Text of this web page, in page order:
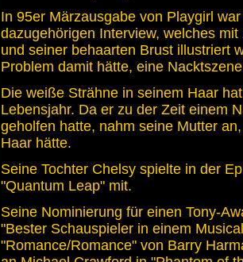
In 95er Märzausgabe von Playgirl
dazugehörigen Interview, welches
und seiner behaarten Brust illustriert
Problem damit hätte, eine
Die weiße Strähne in seinem Haar
Lebensjahr. Da er zu der Zeit einem
geholfen hatte, nahm seine Mutter
Haar hätte.
Seine Tochter Chelsy spielte in der
"Quantum Leap" mit.
Seine Nominierung für einen Tony-
"Bester Schauspieler in einem
"Romance/Romance" von Barry